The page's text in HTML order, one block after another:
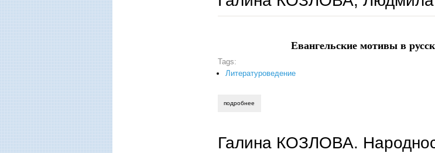
Евангельские мотивы в
Tags:
Литературоведение
подробнее
Галина КОЗЛОВА.